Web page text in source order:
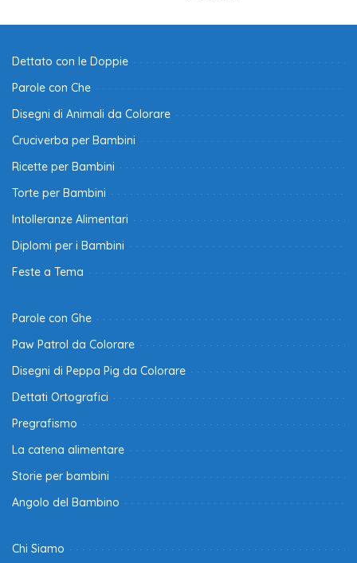
Dettato con le Doppie
Parole con Che
Disegni di Animali da Colorare
Cruciverba per Bambini
Ricette per Bambini
Torte per Bambini
Intolleranze Alimentari
Diplomi per i Bambini
Feste a Tema
Parole con Ghe
Paw Patrol da Colorare
Disegni di Peppa Pig da Colorare
Dettati Ortografici
Pregrafismo
La catena alimentare
Storie per bambini
Angolo del Bambino
Chi Siamo